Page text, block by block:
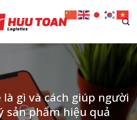
là gì và cách giúp người
sản phẩm hiệu quả